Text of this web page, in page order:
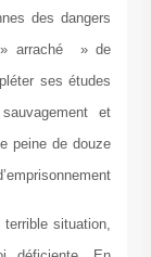
des dangers
» arraché » de
ses études
et
peine de douze
d’emprisonnement.
terrible situation,